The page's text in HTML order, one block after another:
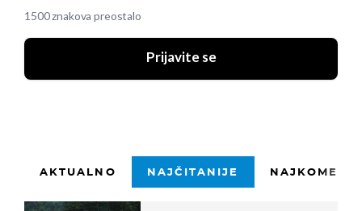
1500 znakova preostalo
Prijavite se
AKTUALNO NAJČITANIJE